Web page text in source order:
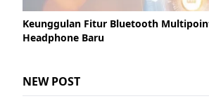
Keunggulan Fitur Bluetooth
Headphone Baru
NEW POST